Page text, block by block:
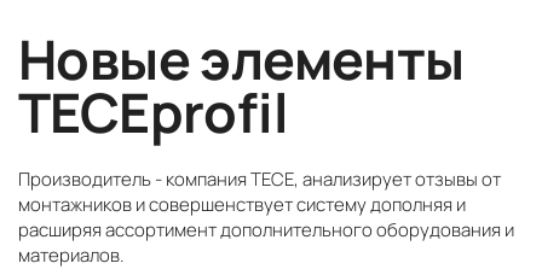
Новые элементы
TECEprofil
Производитель - компания TECE, анализирует отзывы от
монтажников и совершенствует систему дополняя и
расширяя ассортимент дополнительного оборудования и
материалов.